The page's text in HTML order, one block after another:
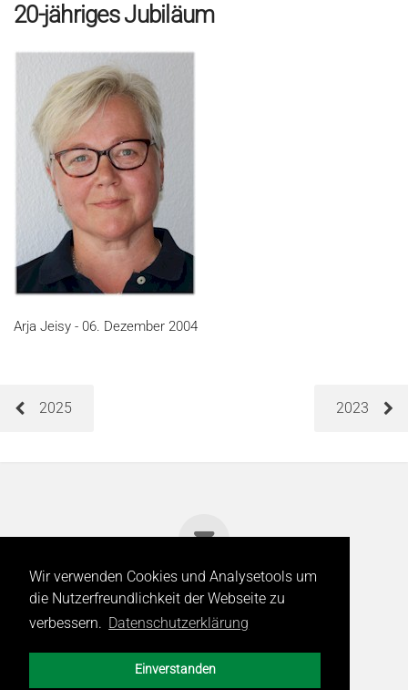
Wir verwenden Cookies und Analysetools um
die Nutzerfreundlichkeit der Webseite zu
verbessern. Datenschutzerklärung
Einverstanden
20-jähriges Jubiläum
Arja Jeisy - 06. Dezember 2004
2025 2023
© 2024 | Spitex - Hilfe und Pflege Zuhause
Datenschutzerklärung
made with ❤